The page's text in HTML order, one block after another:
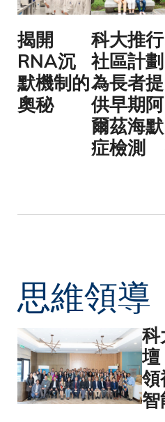
揭開
RNA沉
默機制的
奧秘
科大推行
社區計劃
為長者提
供早期阿
爾茲海默
症檢測
思維領導
科
壇
領
智